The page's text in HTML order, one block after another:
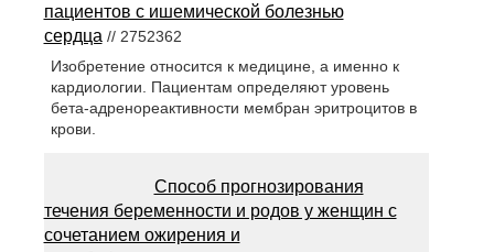
пациентов с ишемической болезнью
сердца // 2752362
Изобретение относится к медицине, а именно к
кардиологии. Пациентам определяют уровень
бета-адренореактивности мембран эритроцитов в
крови.
Способ прогнозирования
течения беременности и родов у женщин с
сочетанием ожирения и